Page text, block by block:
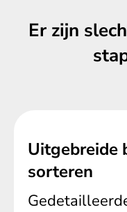
Er zijn
Uitgebreide
sorteren